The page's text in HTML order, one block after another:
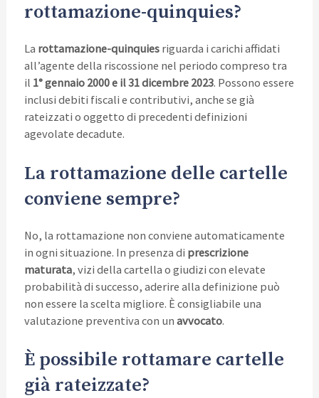
rottamazione-quinquies?
La rottamazione-quinquiesriguarda i carichi affidati
all’agente della riscossione nel periodo compreso tra
il 1° gennaio 2000 e il 31 dicembre 2023. Possono essere
inclusi debiti fiscali e contributivi, anche se già
rateizzati o oggetto di precedenti definizioni
agevolate decadute.
La rottamazione delle cartelle
conviene sempre?
No, la rottamazione non conviene automaticamente
in ogni situazione. In presenza di prescrizione
maturata, vizi della cartella o giudizi con elevate
probabilità di successo, aderire alla definizione può
non essere la scelta migliore. È consigliabile una
valutazione preventiva con un avvocato.
È possibile rottamare cartelle
già rateizzate?